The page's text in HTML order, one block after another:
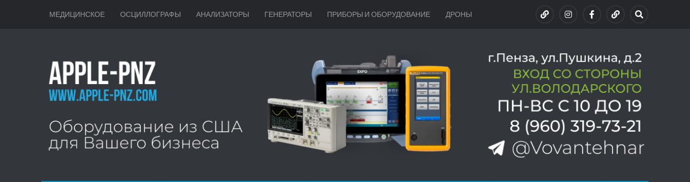
МЕДИЦИНСКОЕ ОСЦИЛЛОГРАФЫ АНАЛИЗАТОРЫ ГЕНЕРАТОРЫ ПРИБОРЫ И ОБОРУДОВАНИЕ ДРОНЫ